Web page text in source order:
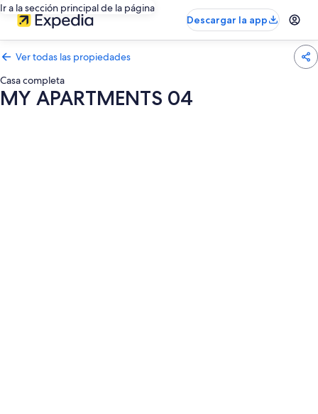
Ir a la sección principal de la página
Descargar la app
Ver todas las propiedades
Casa completa
MY APARTMENTS 04